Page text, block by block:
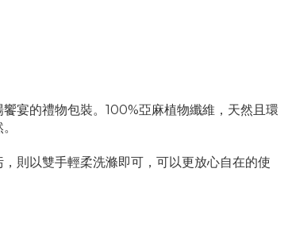
宴的禮物包裝。100%亞麻植物纖維，天然且環
則以雙手輕柔洗滌即可，可以更放心自在的使